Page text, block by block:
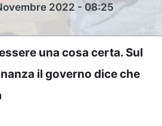
2022 - 08:25
una cosa certa. Sul
il governo dice che